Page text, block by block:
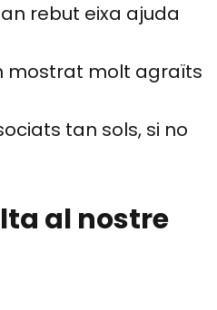
rebut eixa ajuda
mostrat molt agraïts
tan sols, si no
al nostre